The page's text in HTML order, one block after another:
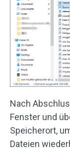
Nach
Fenster und
Speicherort,
Dateien